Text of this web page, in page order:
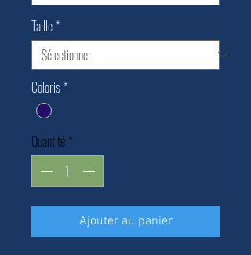
Taille*
Coloris*
Quantité *
Ajouter au panier